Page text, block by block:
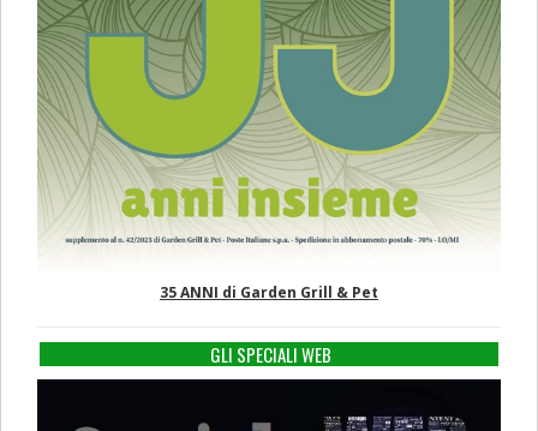
35 ANNI di Garden Grill & Pet
GLI SPECIALI WEB